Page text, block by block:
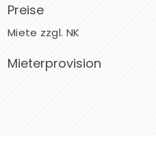
Preise
Miete zzgl. NK
Mieterprovision